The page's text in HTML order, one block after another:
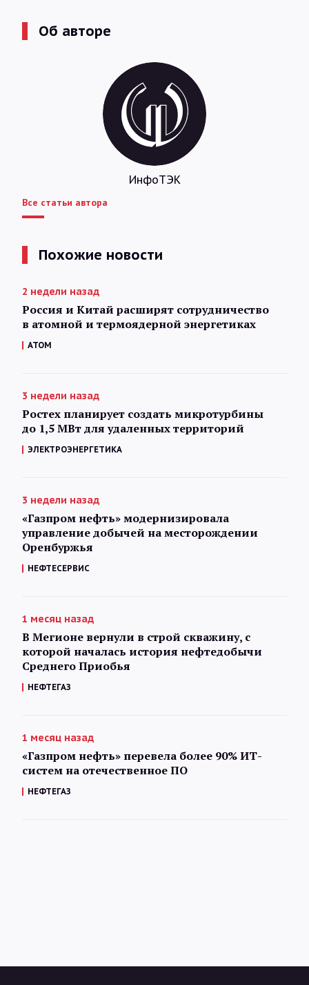
Об авторе
ИнфоТЭК
Все статьи автора
Похожие новости
2 недели назад
Россия и Китай расширят сотрудничество
в атомной и термоядерной энергетиках
АТОМ
3 недели назад
Ростех планирует создать микротурбины
до 1,5 МВт для удаленных территорий
ЭЛЕКТРОЭНЕРГЕТИКА
3 недели назад
«Газпром нефть» модернизировала
управление добычей на месторождении
Оренбуржья
НЕФТЕСЕРВИС
1 месяц назад
В Мегионе вернули в строй скважину, с
которой началась история нефтедобычи
Среднего Приобья
НЕФТЕГАЗ
1 месяц назад
«Газпром нефть» перевела более 90% ИТ-
систем на отечественное ПО
НЕФТЕГАЗ